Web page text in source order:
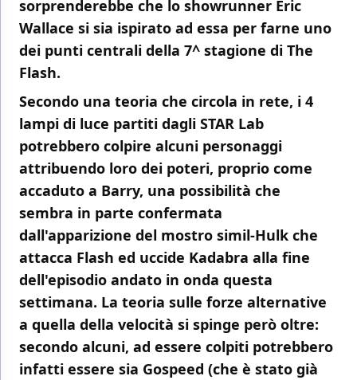
sorprenderebbe che lo showrunner Eric
Wallace si sia ispirato ad essa per farne uno
dei punti centrali della 7^ stagione di The
Flash.
Secondo una teoria che circola in rete, i 4
lampi di luce partiti dagli STAR Lab
potrebbero colpire alcuni personaggi
attribuendo loro dei poteri, proprio come
accaduto a Barry, una possibilità che
sembra in parte confermata
dall'apparizione del mostro simil-Hulk che
attacca Flash ed uccide Kadabra alla fine
dell'episodio andato in onda questa
settimana. La teoria sulle forze alternative
a quella della velocità si spinge però oltre:
secondo alcuni, ad essere colpiti potrebbero
infatti essere sia Gospeed (che è stato già